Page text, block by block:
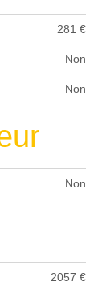
281 €
Non
Non
Non
2057 €